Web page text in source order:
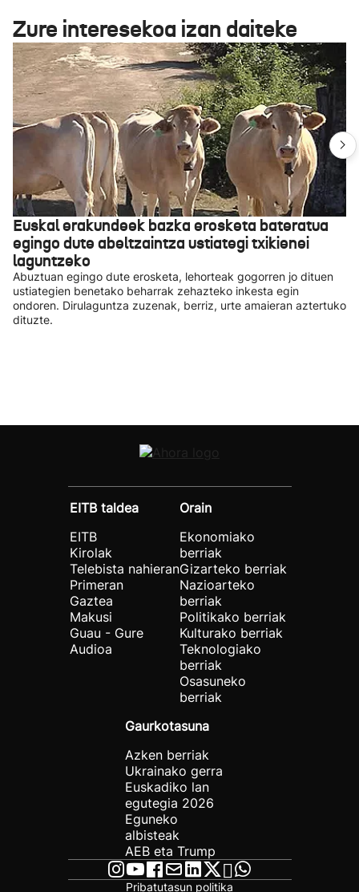
Zure interesekoa izan daiteke
Euskal erakundeek bazka erosketa bateratua
egingo dute abeltzaintza ustiategi txikienei
laguntzeko
Abuztuan egingo dute erosketa, lehorteak gogorren jo dituen
ustiategien benetako beharrak zehazteko inkesta egin
ondoren. Dirulaguntza zuzenak, berriz, urte amaieran aztertuko
dituzte.
EITB taldea
EITB
Kirolak
Telebista nahieran
Primeran
Gaztea
Makusi
Guau - Gure
Audioa
Orain
Ekonomiako
berriak
Gizarteko berriak
Nazioarteko
berriak
Politikako berriak
Kulturako berriak
Teknologiako
berriak
Osasuneko
berriak
Gaurkotasuna
Azken berriak
Ukrainako gerra
Euskadiko lan
egutegia 2026
Eguneko
albisteak
AEB eta Trump
Pribatutasun politika